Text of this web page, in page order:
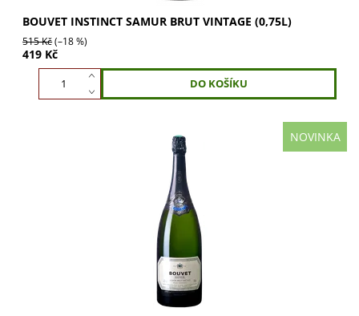
BOUVET INSTINCT SAMUR BRUT VINTAGE (0,75L)
515 Kč(–18 %)
419 Kč
NOVINKA
Bouvet Saphir Saumur Brut Vintage: svěží Crémant s vůní
broskví a citrusů. Chuť zeleného jablka a broskve, plné
tělo a strukturovaná kyselinka....